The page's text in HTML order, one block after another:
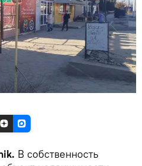
В собственность